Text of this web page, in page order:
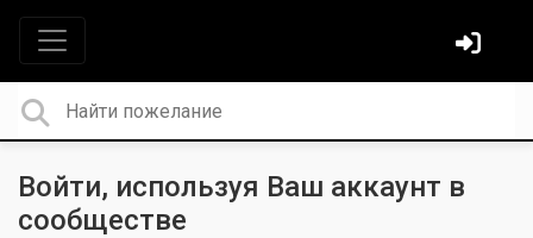
Войти, используя Ваш аккаунт в
сообществе